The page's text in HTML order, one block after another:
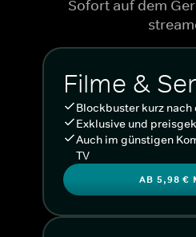
Sofort auf dem
Filme &
Blockbuster kurz nach
Exklusive und
Auch im günstigen
TV
AB 5,98 €